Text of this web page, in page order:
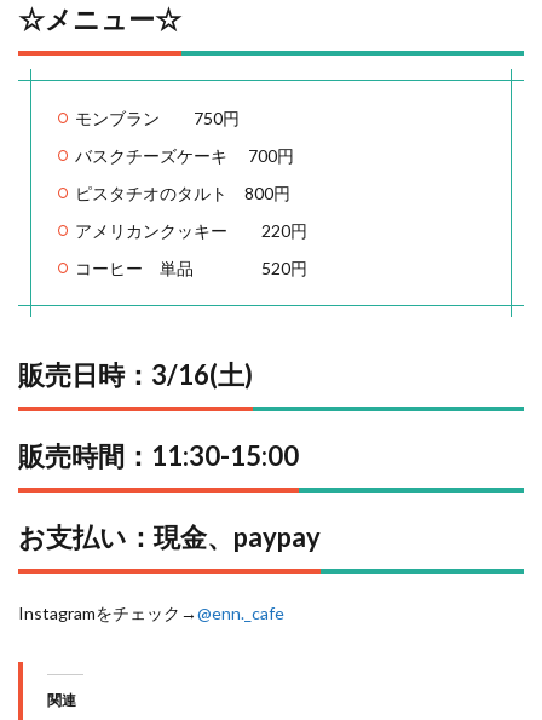
☆メニュー☆
モンブラン 750円
バスクチーズケーキ 700円
ピスタチオのタルト 800円
アメリカンクッキー 220円
コーヒー 単品 520円
販売日時：3/16(土)
販売時間：11:30-15:00
お支払い：現金、paypay
Instagramをチェック→@enn._cafe
関連